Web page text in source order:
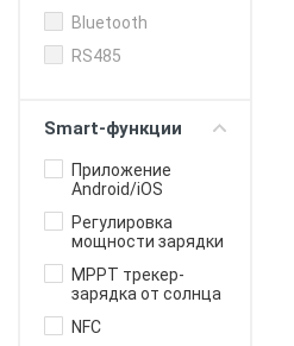
Bluetooth
RS485
Smart-функции
Приложение
Android/iOS
Регулировка
мощности зарядки
MPPT трекер-
зарядка от солнца
NFC